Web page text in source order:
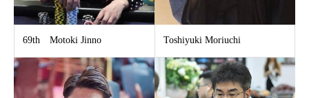
69th Motoki Jinno Toshiyuki Moriuchi